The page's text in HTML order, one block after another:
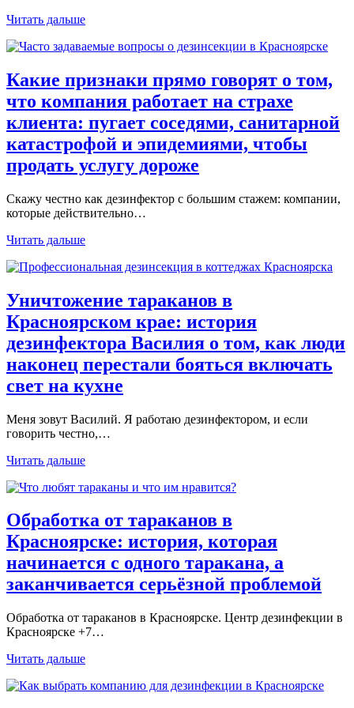
Читать дальше
Какие признаки прямо говорят о том,
что компания работает на страхе
клиента: пугает соседями, санитарной
катастрофой и эпидемиями, чтобы
продать услугу дороже
Скажу честно как дезинфектор с большим стажем: компании,
которые действительно…
Читать дальше
Уничтожение тараканов в
Красноярском крае: история
дезинфектора Василия о том, как люди
наконец перестали бояться включать
свет на кухне
Меня зовут Василий. Я работаю дезинфектором, и если
говорить честно,…
Читать дальше
Обработка от тараканов в
Красноярске: история, которая
начинается с одного таракана, а
заканчивается серьёзной проблемой
Обработка от тараканов в Красноярске. Центр дезинфекции в
Красноярске +7…
Читать дальше